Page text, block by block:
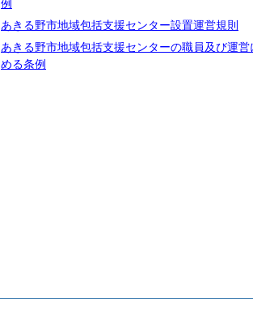
例
あきる野市地域包括支援センター設置運営規則
あきる野市地域包括支援センターの職員及び運
める条例